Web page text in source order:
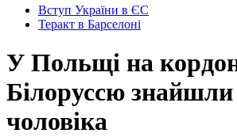
Вступ України в ЄС
Теракт в Барселоні
У Польщі на
Білоруссю знайшли
чоловіка